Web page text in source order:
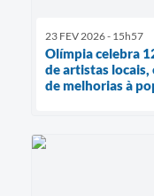
23 FEV 2026 - 15h57
Olímpia celebra
de artistas
de melhorias à